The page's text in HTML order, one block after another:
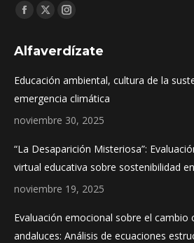
Find us on:
Facebook
opens
window
X
opens
Instagram
opens
Alfaverdízate
Educación ambiental, cultura de la
emergencia climática
noviembre 30, 2025
“La Desaparición Misteriosa”:
virtual educativa sobre sostenibilidad
noviembre 19, 2025
Evaluación emocional sobre el cambio
andaluces: Análisis de ecuaciones